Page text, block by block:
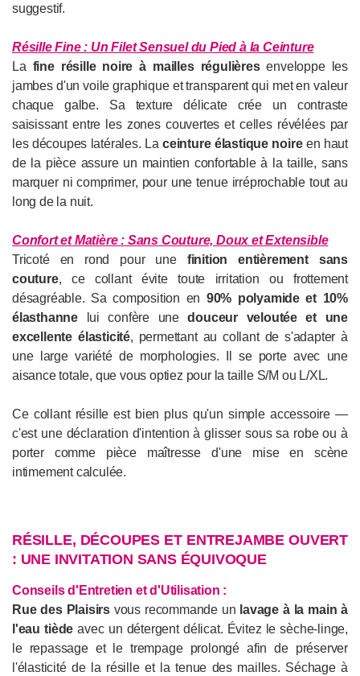
suggestif.
Résille Fine : Un Filet Sensuel du Pied à la Ceinture
La fine résille noire à mailles régulièresenveloppe les
jambes d'un voile graphique et transparent qui met en valeur
chaque galbe. Sa texture délicate crée un contraste
saisissant entre les zones couvertes et celles révélées par
les découpes latérales. La ceinture élastique noireen haut
de la pièce assure un maintien confortable à la taille, sans
marquer ni comprimer, pour une tenue irréprochable tout au
long de la nuit.
Confort et Matière : Sans Couture, Doux et Extensible
Tricoté en rond pour une finition entièrement sans
couture, ce collant évite toute irritation ou frottement
désagréable. Sa composition en 90% polyamide et 10%
élasthanne lui confère unedouceur veloutée et une
excellente élasticité, permettant au collant de s'adapter à
une large variété de morphologies. Il se porte avec une
aisance totale, que vous optiez pour la taille S/M ou L/XL.
Ce collant résille est bien plus qu'un simple accessoire —
c'est une déclaration d'intention à glisser sous sa robe ou à
porter comme pièce maîtresse d'une mise en scène
intimement calculée.
RÉSILLE, DÉCOUPES ET ENTREJAMBE OUVERT
: UNE INVITATION SANS ÉQUIVOQUE
Conseils d'Entretien et d'Utilisation :
Rue des Plaisirsvous recommande un lavage à la main à
l'eau tiède avec un détergent délicat. Évitez le sèche-linge,
le repassage et le trempage prolongé afin de préserver
l'élasticité de la résille et la tenue des mailles. Séchage à